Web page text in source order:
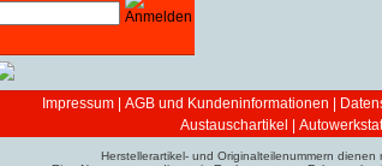
Impressum AGB und Kundeninformationen
Austauschartikel
Herstellerartikel- und Originalteilenummern